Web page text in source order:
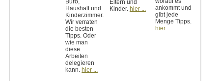
Büro,
Haushalt und
Kinderzimmer.
Wir verraten
die besten
Tipps. Oder
wie man
diese
Arbeiten
delegieren
kann. hier ...
Eltern und
Kinder. hier ...
ankommt und
gibt jede
Menge Tipps.
hier ...